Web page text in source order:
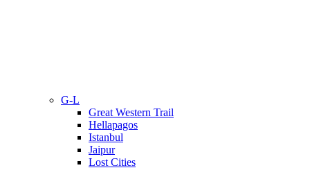
G-L
Great Western Trail
Hellapagos
Istanbul
Jaipur
Lost Cities